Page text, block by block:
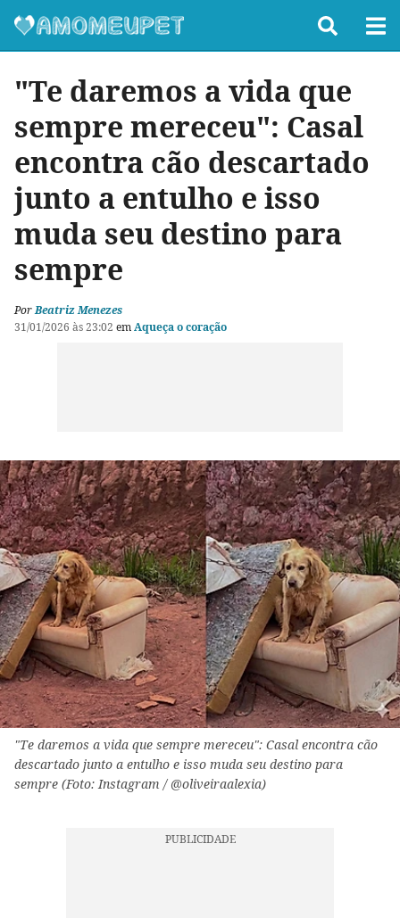
"Te daremos a vida que
sempre mereceu": Casal
encontra cão descartado
junto a entulho e isso
muda seu destino para
sempre
PorBeatriz Menezes
31/01/2026 às 23:02 emAqueça o coração
"Te daremos a vida que sempre mereceu": Casal encontra cão
descartado junto a entulho e isso muda seu destino para
sempre (Foto: Instagram / @oliveiraalexia)